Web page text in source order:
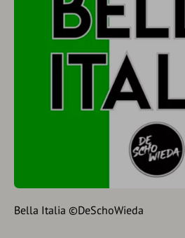
Bella Italia ©DeSchoWieda